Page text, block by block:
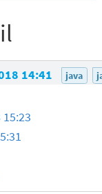
14:41 java
15:23